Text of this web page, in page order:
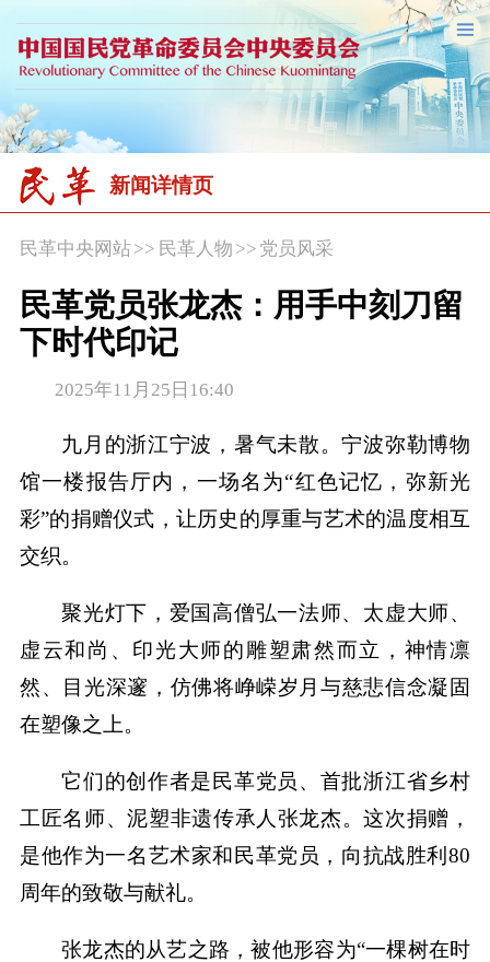
新闻详情页
民革中央网站>> 民革人物 >> 党员风采
民革党员张龙杰：用手中刻刀留
下时代印记
2025年11月25日16:40
九月的浙江宁波，暑气未散。宁波弥勒博物
馆一楼报告厅内，一场名为“红色记忆，弥新光
彩”的捐赠仪式，让历史的厚重与艺术的温度相互
交织。
聚光灯下，爱国高僧弘一法师、太虚大师、
虚云和尚、印光大师的雕塑肃然而立，神情凛
然、目光深邃，仿佛将峥嵘岁月与慈悲信念凝固
在塑像之上。
它们的创作者是民革党员、首批浙江省乡村
工匠名师、泥塑非遗传承人张龙杰。这次捐赠，
是他作为一名艺术家和民革党员，向抗战胜利80
周年的致敬与献礼。
张龙杰的从艺之路，被他形容为“一棵树在时